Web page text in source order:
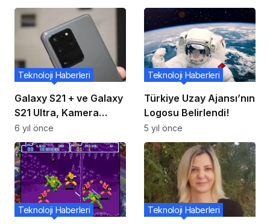
Uygulama EA Desktop!
seçenekleri
Galaxy S21 + ve Galaxy
S21 Ultra, Kamera
Özellikleriyle Birlikte
Canlı Bir Görüntüde
Sızıyor
Teknoloji Haberleri
6 yıl önce
Türkiye Uzay Ajansı’nın
Logosu Belirlendi!
Teknoloji Haberleri
5 yıl önce
Teknoloji Haberleri Teknoloji Haberleri